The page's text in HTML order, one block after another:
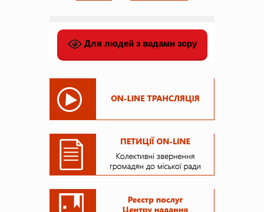
Для людей з вадами зору